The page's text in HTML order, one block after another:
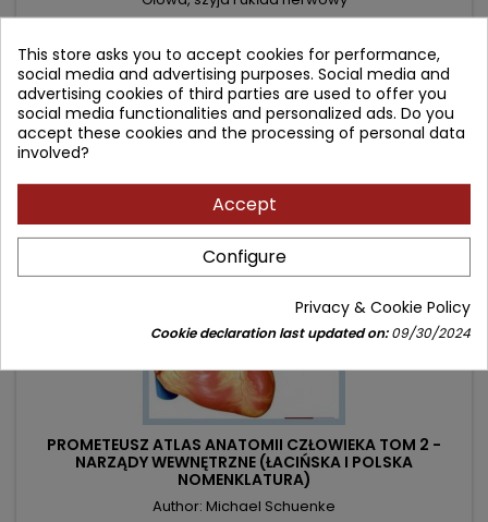
149.90 zł
Regular
price
169.00 zł
 Add to cart
- 25.10 zł
PROMETEUSZ ATLAS ANATOMII CZŁOWIEKA TOM 2 -
NARZĄDY WEWNĘTRZNE (ŁACIŃSKA I POLSKA
NOMENKLATURA)
Author: Michael Schuenke
This store asks you to accept cookies for performance,
social media and advertising purposes. Social media and
advertising cookies of third parties are used to offer you
social media functionalities and personalized ads. Do you
accept these cookies and the processing of personal data
involved?
Accept
Configure
Privacy & Cookie Policy
Cookie declaration last updated on:09/30/2024